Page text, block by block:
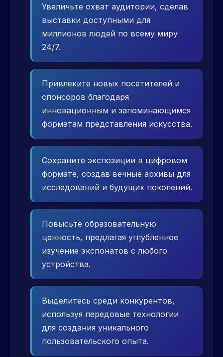
Увеличьте охват аудитории, сделав
выставки доступными для
миллионов людей по всему миру
24/7.
Привлеките новых посетителей и
спонсоров благодаря
инновационным и запоминающимся
форматам представления искусства.
Сохраните экспозиции в цифровом
формате, создав вечные архивы для
исследований и будущих поколений.
Повысьте образовательную
ценность, предлагая углубленное
изучение экспонатов с любого
устройства.
Выделитесь среди конкурентов,
используя передовые технологии
для создания уникального
пользовательского опыта.